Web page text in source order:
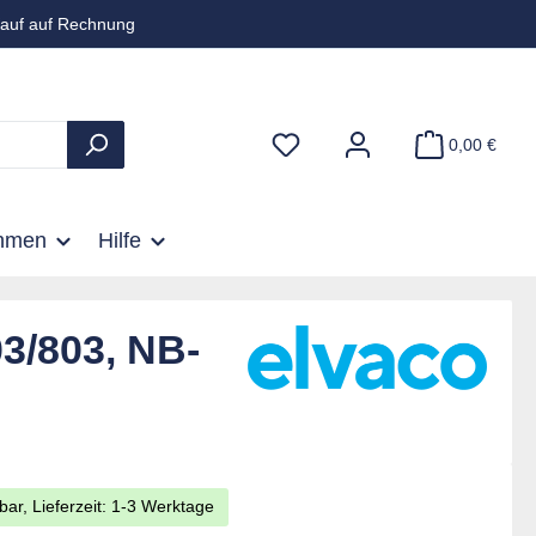
auf Rechnung
0,00 €
Hilfe
803, NB-
Lieferzeit: 1-3 Werktage